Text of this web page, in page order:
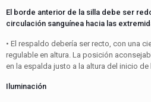
El borde anterior de la silla debe ser
circulación sanguínea hacia las
• El respaldo debería ser recto, con una
regulable en altura. La posición
en la espalda justo a la altura del inicio
Iluminación